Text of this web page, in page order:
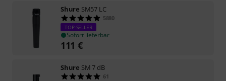
Shure SM57 LC
5880
TOP-SELLER
Sofort lieferbar
111 €
Shure SM 7 dB
61